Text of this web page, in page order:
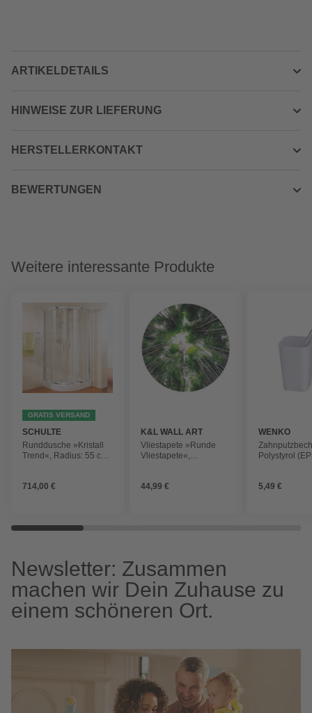
ARTIKELDETAILS
HINWEISE ZUR LIEFERUNG
HERSTELLERKONTAKT
BEWERTUNGEN
Weitere interessante Produkte
GRATIS VERSAND
SCHULTE
Runddusche »Kristall
Trend«, Radius: 55 cm,
714,00 €
K&L WALL ART
Vliestapete »Runde
Vliestapete«,
mehrfarbig, matt
44,99 €
WENKO
Polystyrol
5,49 €
Newsletter: Zusammen
machen wir Dein Zuhause zu
einem schöneren Ort.